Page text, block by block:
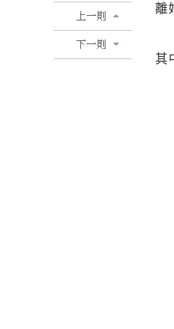
離
其